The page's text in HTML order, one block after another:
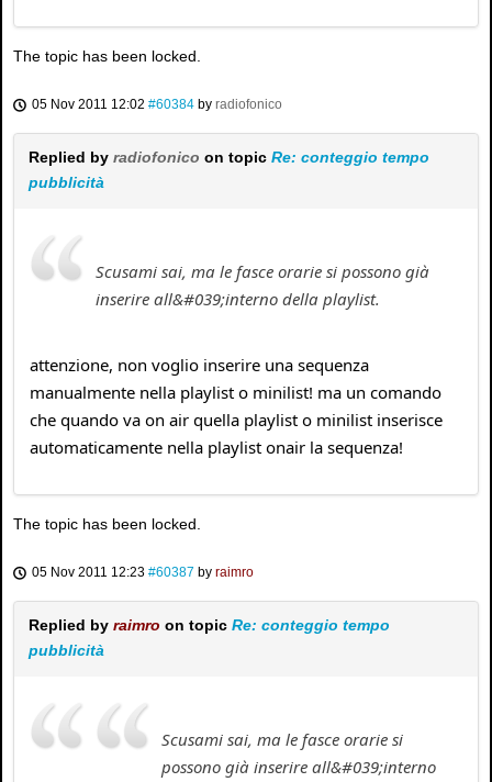
The topic has been locked.
05 Nov 2011 12:02 #60384 by radiofonico
Replied by radiofonico on topic Re: conteggio tempo
pubblicità
Scusami sai, ma le fasce orarie si possono già
inserire all&#039;interno della playlist.
attenzione, non voglio inserire una sequenza
manualmente nella playlist o minilist! ma un comando
che quando va on air quella playlist o minilist inserisce
automaticamente nella playlist onair la sequenza!
The topic has been locked.
05 Nov 2011 12:23 #60387 by raimro
Replied by raimro on topic Re: conteggio tempo
pubblicità
Scusami sai, ma le fasce orarie si
possono già inserire all&#039;interno